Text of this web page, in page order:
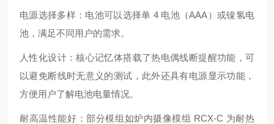
电源选择多样：电池可以选择单 4 电池（AAA）或镍氢电
池，满足不同用户的需求。
人性化设计：核心记忆体搭载了热电偶线断提醒功能，可
以避免断线时无意义的测试，此外还具有电源显示功能，
方便用户了解电池电量情况。
耐高温性能好：部分模组如炉内摄像模组 RCX-C 为耐热